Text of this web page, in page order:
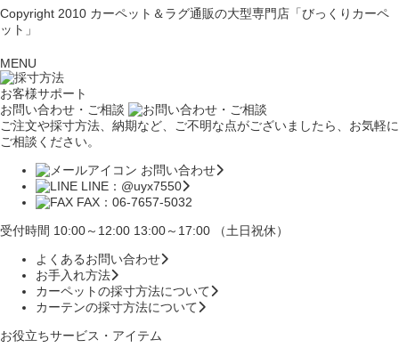
Copyright 2010 カーペット＆ラグ通販の大型専門店「びっくりカーペ
ット」
MENU
お客様サポート
お問い合わせ・ご相談
ご注文や採寸方法、納期など、ご不明な点がございましたら、お気軽に
ご相談ください。
お問い合わせ
LINE：@uyx7550
FAX：06-7657-5032
受付時間 10:00～12:00 13:00～17:00 （土日祝休）
よくあるお問い合わせ
お手入れ方法
カーペットの採寸方法について
カーテンの採寸方法について
お役立ちサービス・アイテム